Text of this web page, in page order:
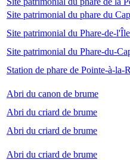
Site patrimonial du phare du
Site patrimonial du Phare-de-
Site patrimonial du Phare-du-
Station de phare de Pointe-à-la-
Abri du canon de brume
Abri du criard de brume
Abri du criard de brume
Abri du criard de brume